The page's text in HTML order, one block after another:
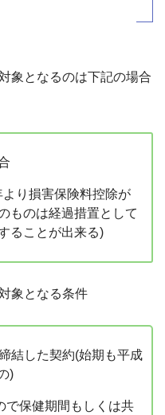
象となるのは下記の場合
より損害保険料控除が
ものは経過措置として
ることが出来る)
象となる条件
結した契約(始期も平成
)
で保健期間もしくは共